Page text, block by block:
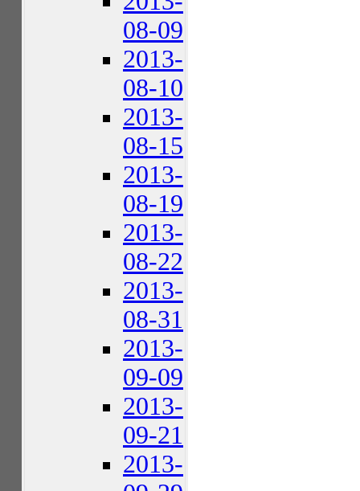
08-09
2013-
08-10
2013-
08-15
2013-
08-19
2013-
08-22
2013-
08-31
2013-
09-09
2013-
09-21
2013-